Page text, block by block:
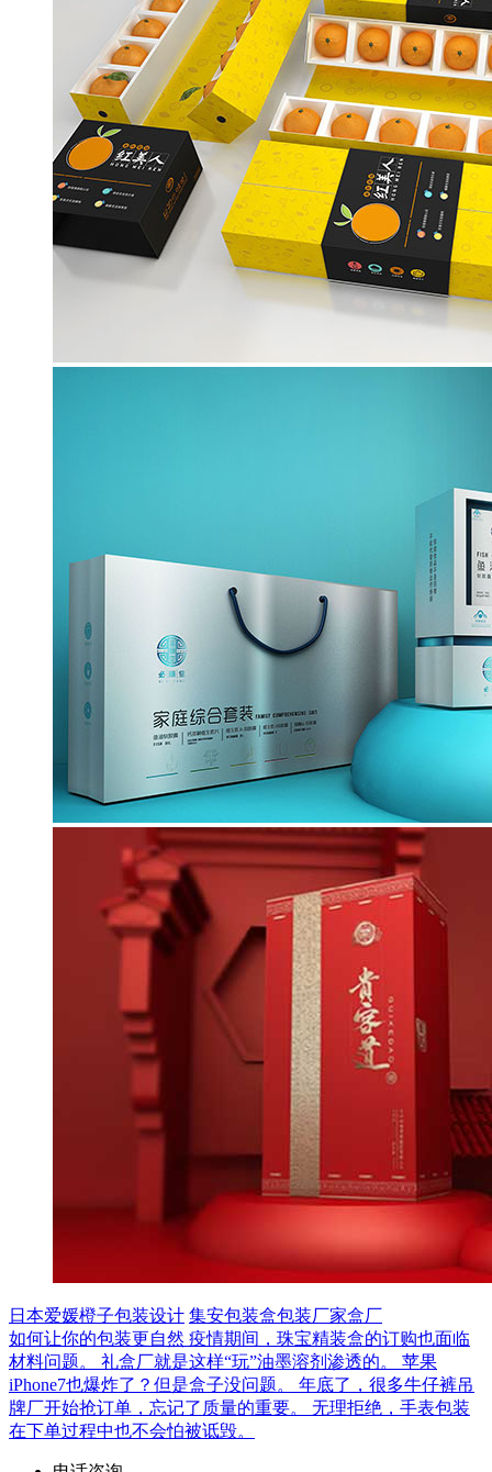
日本爱媛橙子包装设计 集安包装盒包装厂家盒厂
如何让你的包装更自然 疫情期间，珠宝精装盒的订购也面临
材料问题。 礼盒厂就是这样“玩”油墨溶剂渗透的。 苹果
iPhone7也爆炸了？但是盒子没问题。 年底了，很多牛仔裤吊
牌厂开始抢订单，忘记了质量的重要。 无理拒绝，手表包装
在下单过程中也不会怕被诋毁。